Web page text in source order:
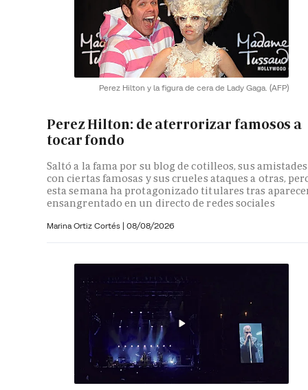
Perez Hilton y la figura de cera de Lady Gaga. (AFP)
Perez Hilton: de aterrorizar famosos a
tocar fondo
Saltó a la fama por su blog de cotilleos, sus amistades
con ciertas famosas y sus crueles ataques a otras,
esta semana ha protagonizado titulares tras
ensangrentado en un directo de redes sociales
Marina Ortiz Cortés | 08/08/2026